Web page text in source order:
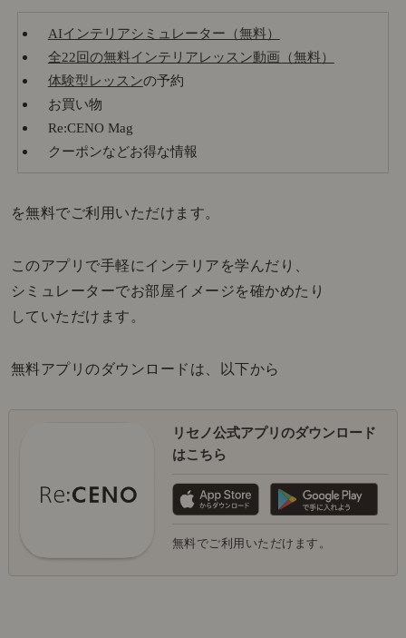
AIインテリアシミュレーター（無料）
全22回の無料インテリアレッスン動画（無料）
体験型レッスンの予約
お買い物
Re:CENO Mag
クーポンなどお得な情報
を無料でご利用いただけます。
このアプリで手軽にインテリアを学んだり、
シミュレーターでお部屋イメージを確かめたり
していただけます。
無料アプリのダウンロードは、以下から
リセノ公式アプリのダウンロード
はこちら
無料でご利用いただけます。